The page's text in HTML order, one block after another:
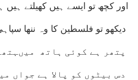
اور کچھ تو ایسے ہیں کھیلتے ہیں
دیکھو تو فلسطین کا وہ ننھا
پتھر ہے کوئی ہاتھ
دس بیٹوں کو پالا ہے جواں